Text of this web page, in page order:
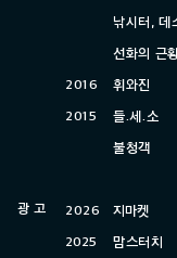
​광 고
​​​​2016
2015
2026
2025
낚시터, 데
선화의 근
휘와진
들.세.소
불청객
​지마켓
맘스터치